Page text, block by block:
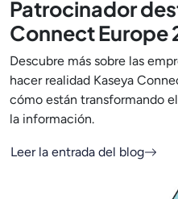
Patrocinador
Connect Europe
Descubre más sobre las
hacer realidad Kaseya
cómo están transformando
la información.
Leer la entrada del blog